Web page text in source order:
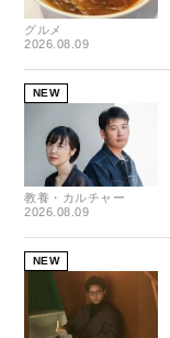
グルメ
2026.08.09
NEW
教養・カルチャー
2026.08.09
NEW